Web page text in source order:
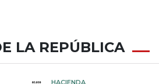
LA REPÚBLICA
HACIENDA